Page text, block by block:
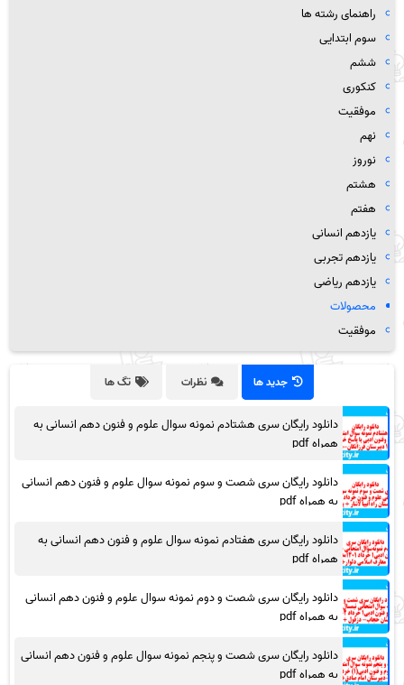
راهنمای رشته ها
سوم ابتدایی
ششم
کنکوری
موفقیت
نهم
نوروز
هشتم
هفتم
یازدهم انسانی
یازدهم تجربی
یازدهم ریاضی
محصولات
موفقیت
جدید ها نظرات تگ ها
دانلود رایگان سری هشتادم نمونه سوال علوم و فنون دهم انسانی به
همراه pdf
دانلود رایگان سری شصت و سوم نمونه سوال علوم و فنون دهم انسانی
به همراه pdf
دانلود رایگان سری هفتادم نمونه سوال علوم و فنون دهم انسانی به
همراه pdf
دانلود رایگان سری شصت و دوم نمونه سوال علوم و فنون دهم انسانی
به همراه pdf
دانلود رایگان سری شصت و پنجم نمونه سوال علوم و فنون دهم انسانی
به همراه pdf